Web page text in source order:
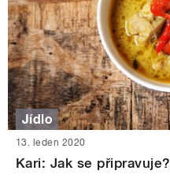
Jídlo
13. leden 2020
Kari: Jak se připravuje?